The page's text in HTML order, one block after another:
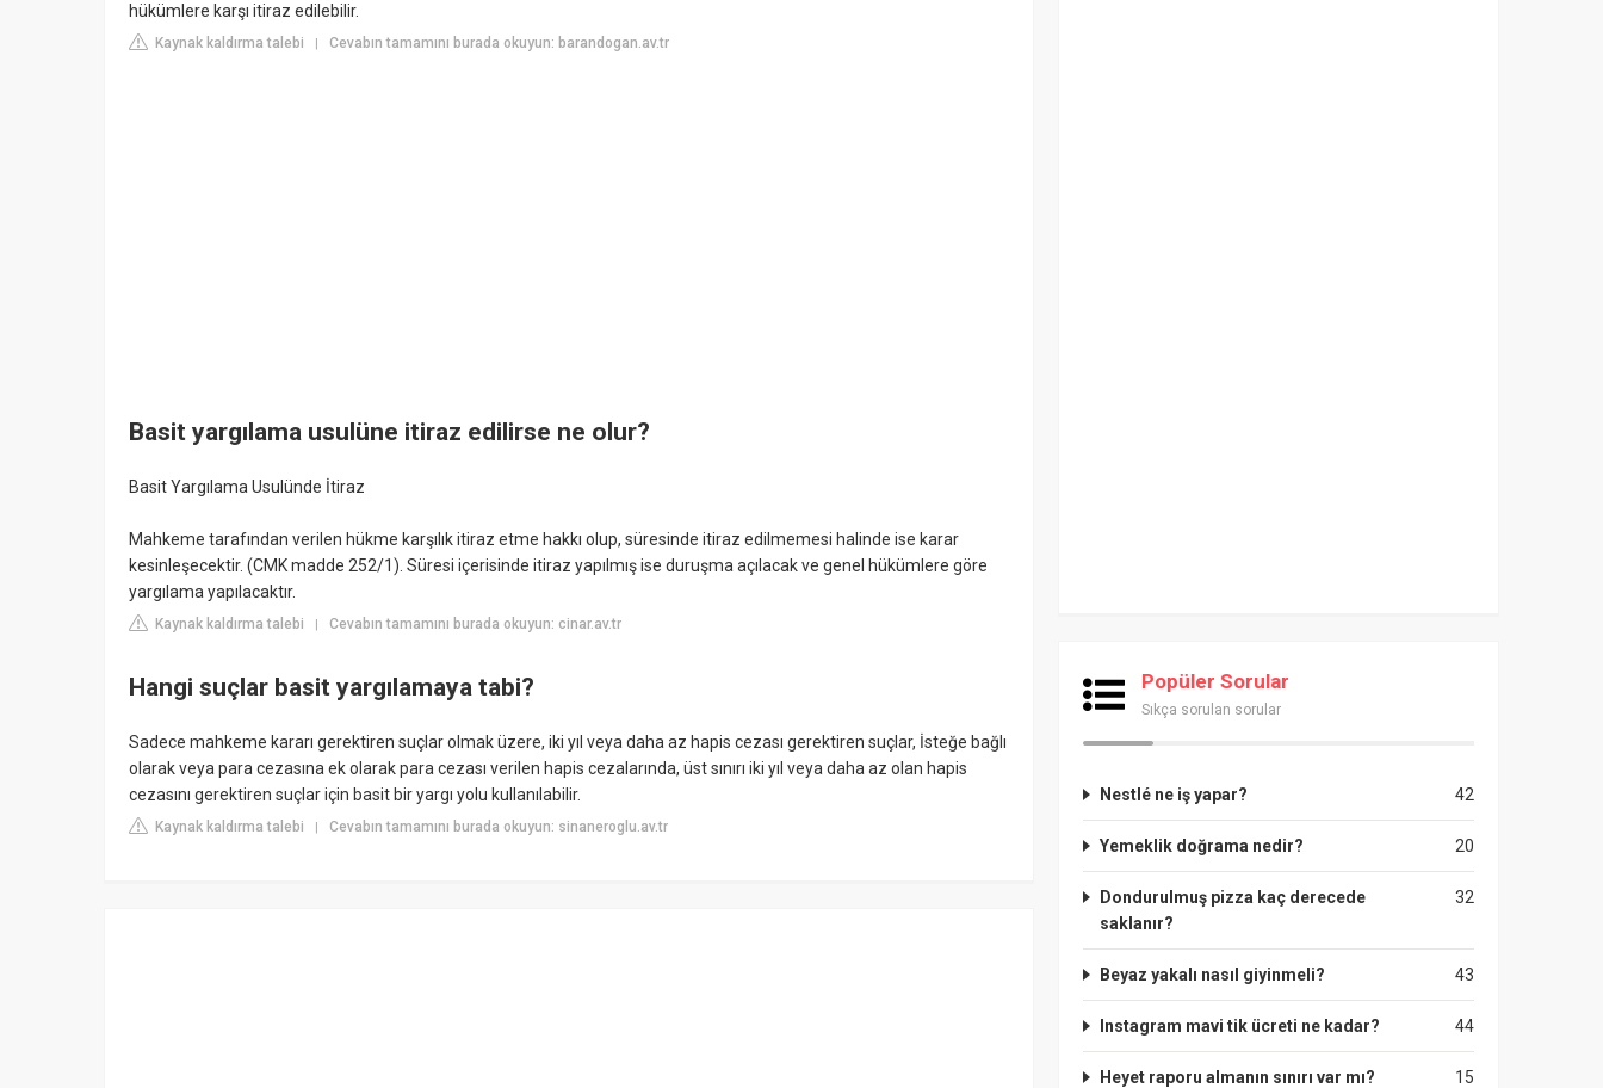
hükümlere karşı itiraz edilebilir.
Kaynak kaldırma talebi Cevabın tamamını burada okuyun: barandogan.av.tr
Basit yargılama usulüne itiraz edilirse ne olur?
Basit Yargılama Usulünde İtiraz
Mahkeme tarafından verilen hükme karşılık itiraz etme hakkı olup, süresinde itiraz edilmemesi halinde ise karar
kesinleşecektir. (CMK madde 252/1). Süresi içerisinde itiraz yapılmış ise duruşma açılacak ve genel hükümlere göre
yargılama yapılacaktır.
Kaynak kaldırma talebi | Cevabın tamamını burada okuyun: cinar.av.tr
Hangi suçlar basit yargılamaya tabi?
Sadece mahkeme kararı gerektiren suçlar olmak üzere, iki yıl veya daha az hapis cezası gerektiren suçlar, İsteğe bağlı
olarak veya para cezasına ek olarak para cezası verilen hapis cezalarında, üst sınırı iki yıl veya daha az olan hapis
cezasını gerektiren suçlar için basit bir yargı yolu kullanılabilir.
Kaynak kaldırma talebi | Cevabın tamamını burada okuyun: sinaneroglu.av.tr
Popüler Sorular
Sıkça sorulan sorular
42
Nestlé ne iş yapar?
20
Yemeklik doğrama nedir?
32
Dondurulmuş pizza kaç derecede
saklanır?
43
Beyaz yakalı nasıl giyinmeli?
44
Instagram mavi tik ücreti ne kadar?
15
Heyet raporu almanın sınırı var mı?